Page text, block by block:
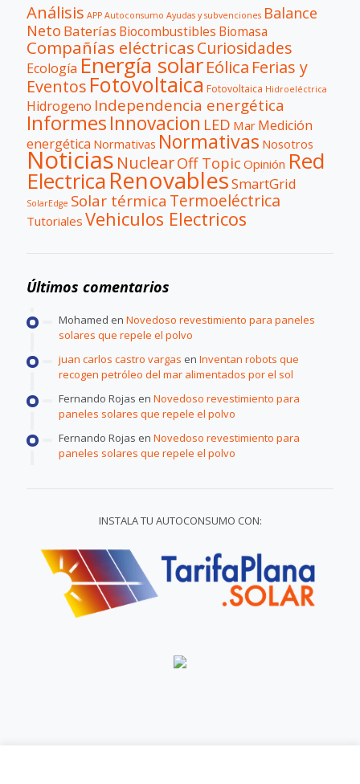
Análisis APP Autoconsumo Ayudas y subvenciones Balance
Neto Baterías Biocombustibles Biomasa
Compañías eléctricasCuriosidades
Ecología Energía solarEólica Ferias y
Eventos Fotovoltaica Fotovoltaica Hidroeléctrica
Hidrogeno Independencia energética
InformesInnovacion LED Mar Medición
energética Normativas Normativas Nosotros
Noticias NuclearOff Topic Opinión Red
ElectricaRenovablesSmartGrid
SolarEdge Solar térmica Termoeléctrica
Tutoriales Vehiculos Electricos
Últimos comentarios
Mohamed en Novedoso revestimiento para paneles
solares que repele el polvo
juan carlos castro vargas en Inventan robots que
recogen petróleo del mar alimentados por el sol
Fernando Rojas en Novedoso revestimiento para
paneles solares que repele el polvo
Fernando Rojas en Novedoso revestimiento para
paneles solares que repele el polvo
INSTALA TU AUTOCONSUMO CON: